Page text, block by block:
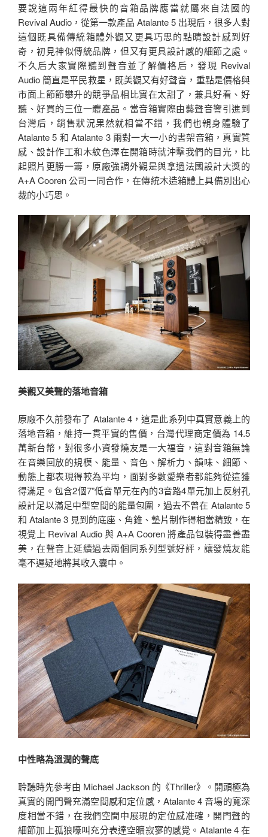
要說這兩年紅得最快的音箱品牌應當就屬來自法國的
Revival Audio，從第一款產品 Atalante 5 出現后，很多人對
這個既具備傳統箱體外觀又更具巧思的點睛設計感到好
奇，初見神似傳統品牌，但又有更具設計感的細節之處。
不久后大家實際聽到聲音並了解價格后，發現 Revival
Audio 簡直是平民救星，既美觀又有好聲音，重點是價格與
市面上節節攀升的競爭品相比實在太甜了，兼具好看、好
聽、好買的三位一體產品。當音箱實際由藝聲音響引進到
台灣后，銷售狀況果然就相當不錯，我們也親身體驗了
Atalante 5 和 Atalante 3 兩對一大一小的書架音箱，真實質
感、設計作工和木紋色澤在開箱時就沖擊我們的目光，比
起照片更勝一籌，原廠強調外觀是與拿過法國設計大獎的
A+A Cooren 公司一同合作，在傳統木造箱體上具備別出心
裁的小巧思。
美觀又美聲的落地音箱
原廠不久前發布了 Atalante 4，這是此系列中真實意義上的
落地音箱，維持一貫平實的售價，台灣代理商定價為 14.5
萬新台幣，對很多小資發燒友是一大福音，這對音箱無論
在音樂回放的規模、能量、音色、解析力、韻味、細節、
動態上都表現得較為平均，面對多數愛樂者都能夠從這獲
得滿足。包含2個7”低音單元在內的3音路4單元加上反射孔
設計足以滿足中型空間的能量包圍，過去不曾在 Atalante 5
和 Atalante 3 見到的底座、角錐、墊片制作得相當精致，在
視覺上 Revival Audio 與 A+A Cooren 將產品包裝得盡善盡
美，在聲音上延續過去兩個同系列型號好評，讓發燒友能
毫不遲疑地將其收入囊中。
中性略為溫潤的聲底
聆聽時先參考由 Michael Jackson 的《Thriller》。開頭極為
真實的開門聲充滿空間感和定位感，Atalante 4 音場的寬深
度相當不錯，在我們空間中展現的定位感准確，開門聲的
細節加上孤狼嚎叫充分表達空曠寂寥的感覺。Atalante 4 在